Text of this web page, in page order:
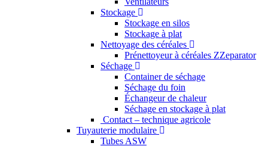
Stockage
Stockage en silos
Stockage à plat
Nettoyage des céréales
Prénettoyeur à céréales ZZeparator
Séchage
Container de séchage
Séchage du foin
Échangeur de chaleur
Séchage en stockage à plat
Contact – technique agricole
Tuyauterie modulaire
Tubes ASW